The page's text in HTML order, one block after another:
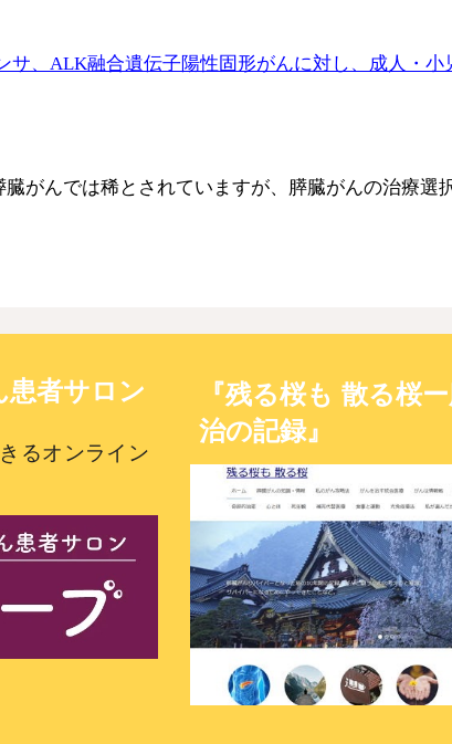
サ、ALK融合遺伝子陽性固形がんに対し、成人・
がんでは稀とされていますが、膵臓がんの治療選
者サロン
るオンライン
『残る桜も 散る桜
治の記録』